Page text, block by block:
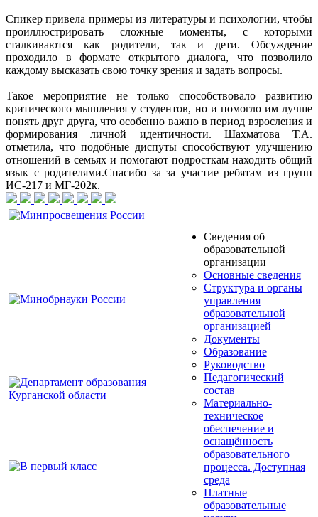
Спикер привела примеры из литературы и психологии, чтобы
проиллюстрировать сложные моменты, с которыми
сталкиваются как родители, так и дети. Обсуждение
проходило в формате открытого диалога, что позволило
каждому высказать свою точку зрения и задать вопросы.
Такое мероприятие не только способствовало развитию
критического мышления у студентов, но и помогло им лучше
понять друг друга, что особенно важно в период взросления и
формирования личной идентичности. Шахматова Т.А.
отметила, что подобные диспуты способствуют улучшению
отношений в семьях и помогают подросткам находить общий
язык с родителями.Спасибо за за участие ребятам из групп
ИС-217 и МГ-202к.
Сведения об
образовательной
организации
Основные сведения
Структура и органы
управления
образовательной
организацией
Документы
Образование
Руководство
Педагогический
состав
Материально-
техническое
обеспечение и
оснащённость
образовательного
процесса. Доступная
среда
Платные
образовательные